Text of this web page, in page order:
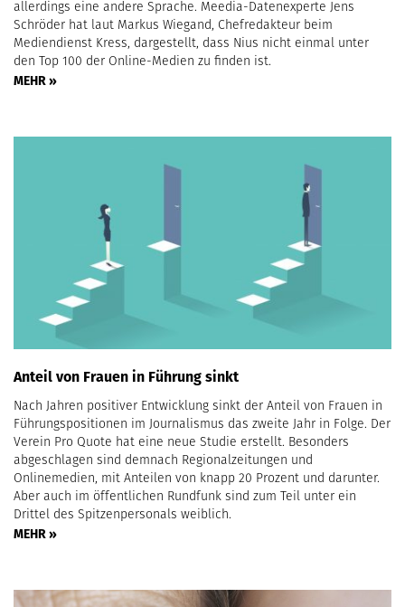
allerdings eine andere Sprache. Meedia-Datenexperte Jens
Schröder hat laut Markus Wiegand, Chefredakteur beim
Mediendienst Kress, dargestellt, dass Nius nicht einmal unter
den Top 100 der Online-Medien zu finden ist.
MEHR »
Anteil von Frauen in Führung sinkt
Nach Jahren positiver Entwicklung sinkt der Anteil von Frauen in
Führungspositionen im Journalismus das zweite Jahr in Folge. Der
Verein Pro Quote hat eine neue Studie erstellt. Besonders
abgeschlagen sind demnach Regionalzeitungen und
Onlinemedien, mit Anteilen von knapp 20 Prozent und darunter.
Aber auch im öffentlichen Rundfunk sind zum Teil unter ein
Drittel des Spitzenpersonals weiblich.
MEHR »